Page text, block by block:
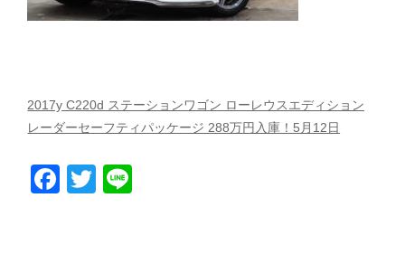
2017y C220d ステーションワゴン ローレウスエディション
レーダーセーフティパッケージ 288万円入庫！5月12日
Facebook
Twitter